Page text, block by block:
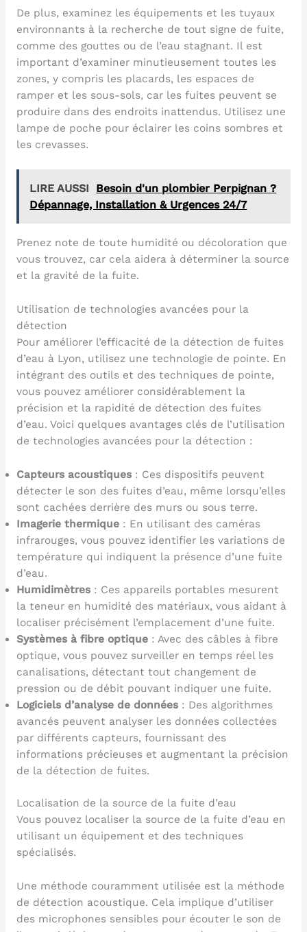
De plus, examinez les équipements et les tuyaux
environnants à la recherche de tout signe de fuite,
comme des gouttes ou de l’eau stagnant. Il est
important d’examiner minutieusement toutes les
zones, y compris les placards, les espaces de
ramper et les sous-sols, car les fuites peuvent se
produire dans des endroits inattendus. Utilisez une
lampe de poche pour éclairer les coins sombres et
les crevasses.
LIRE AUSSI
Besoin d'un plombier Perpignan ?
Dépannage, Installation & Urgences 24/7
Prenez note de toute humidité ou décoloration que
vous trouvez, car cela aidera à déterminer la source
et la gravité de la fuite.
Utilisation de technologies avancées pour la
détection
Pour améliorer l’efficacité de la détection de fuites
d’eau à Lyon, utilisez une technologie de pointe. En
intégrant des outils et des techniques de pointe,
vous pouvez améliorer considérablement la
précision et la rapidité de détection des fuites
d’eau. Voici quelques avantages clés de l’utilisation
de technologies avancées pour la détection :
Capteurs acoustiques: Ces dispositifs peuvent
détecter le son des fuites d’eau, même lorsqu’elles
sont cachées derrière des murs ou sous terre.
Imagerie thermique: En utilisant des caméras
infrarouges, vous pouvez identifier les variations de
température qui indiquent la présence d’une fuite
d’eau.
Humidimètres: Ces appareils portables mesurent
la teneur en humidité des matériaux, vous aidant à
localiser précisément l’emplacement d’une fuite.
Systèmes à fibre optique: Avec des câbles à fibre
optique, vous pouvez surveiller en temps réel les
canalisations, détectant tout changement de
pression ou de débit pouvant indiquer une fuite.
Logiciels d’analyse de données: Des algorithmes
avancés peuvent analyser les données collectées
par différents capteurs, fournissant des
informations précieuses et augmentant la précision
de la détection de fuites.
Localisation de la source de la fuite d’eau
Vous pouvez localiser la source de la fuite d’eau en
utilisant un équipement et des techniques
spécialisés.
Une méthode couramment utilisée est la méthode
de détection acoustique. Cela implique d’utiliser
des microphones sensibles pour écouter le son de